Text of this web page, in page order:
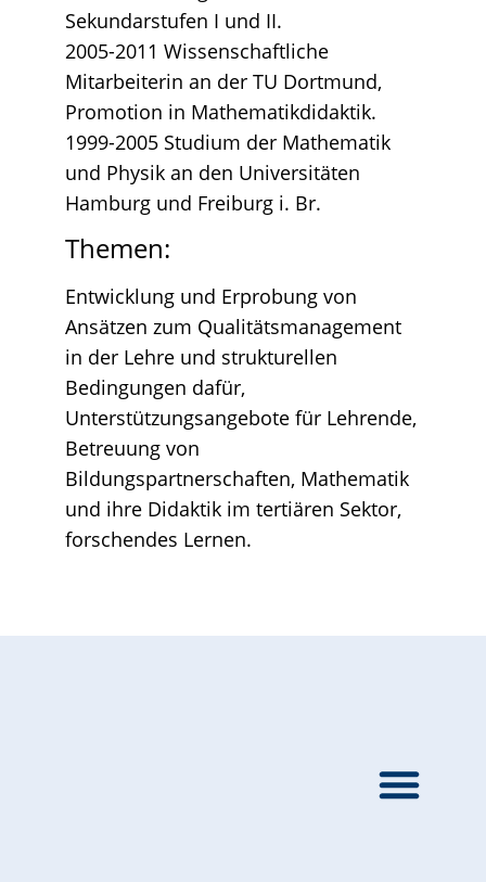
Sekundarstufen I und II.
2005-2011 Wissenschaftliche
Mitarbeiterin an der TU Dortmund,
Promotion in Mathematikdidaktik.
1999-2005 Studium der Mathematik
und Physik an den Universitäten
Hamburg und Freiburg i. Br.
Themen:
Entwicklung und Erprobung von
Ansätzen zum Qualitätsmanagement
in der Lehre und strukturellen
Bedingungen dafür,
Unterstützungsangebote für Lehrende,
Betreuung von
Bildungspartnerschaften, Mathematik
und ihre Didaktik im tertiären Sektor,
forschendes Lernen.